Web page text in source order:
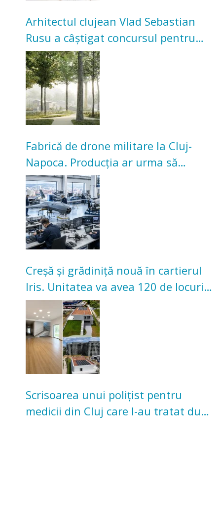
Arhitectul clujean Vlad Sebastian
Rusu a câștigat concursul pentru
transformarea Grădinii Casei
Universitarilor
Fabrică de drone militare la Cluj-
Napoca. Producția ar urma să
înceapă în toamna acestui an
Creșă și grădiniță nouă în cartierul
Iris. Unitatea va avea 120 de locuri
pentru copii
Scrisoarea unui polițist pentru
medicii din Cluj care l-au tratat după